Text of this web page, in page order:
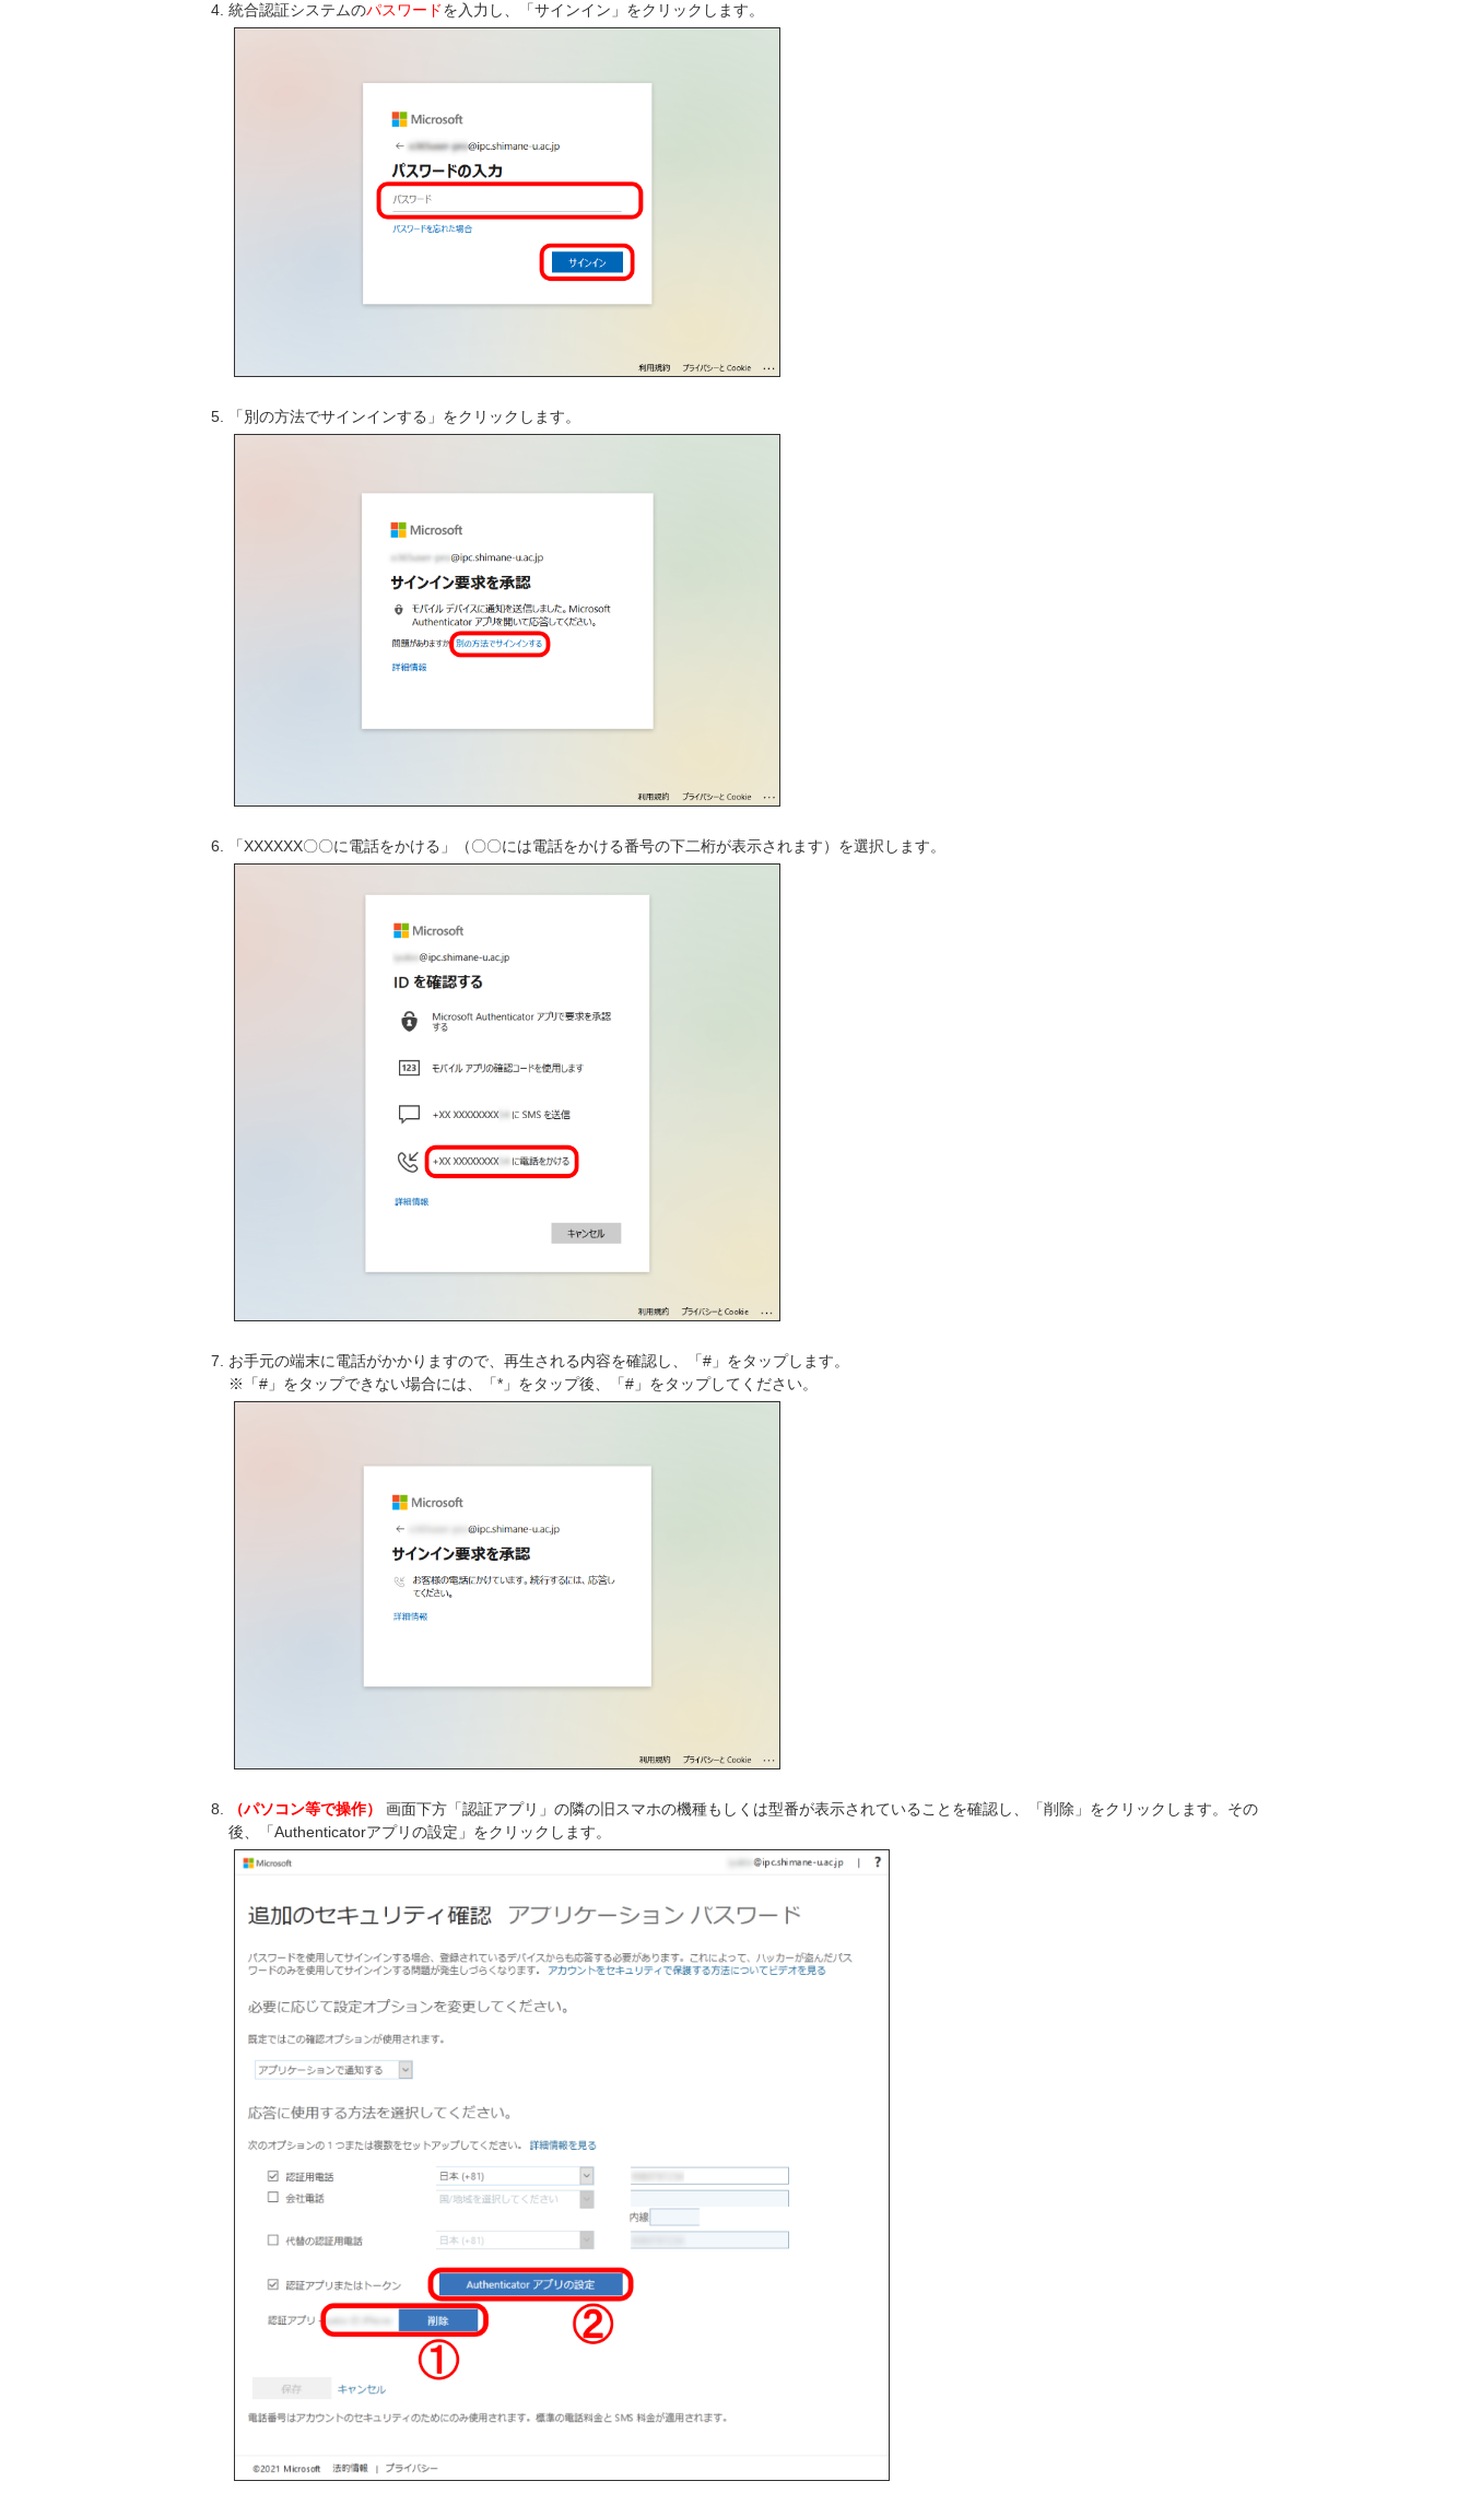
統合認証システムのパスワードを入力し、「サインイン」をクリックします。
「別の方法でサインインする」をクリックします。
「XXXXXX〇〇に電話をかける」（〇〇には電話をかける番号の下二桁が表示されます）を選択します。
お手元の端末に電話がかかりますので、再生される内容を確認し、「#」をタップします。
※「#」をタップできない場合には、「*」をタップ後、「#」をタップしてください。
（パソコン等で操作）
画面下方「認証アプリ」の隣の旧スマホの機種もしくは型番が表示されていることを確認し、「削除」をクリックします。その
後、「Authenticatorアプリの設定」をクリックします。